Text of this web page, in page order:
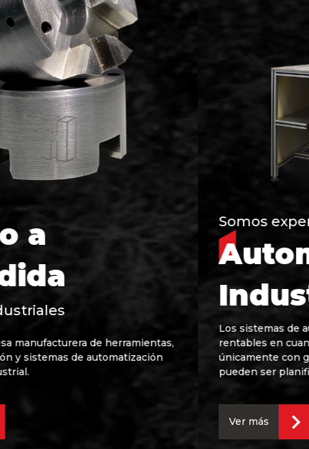
Somos expertos en
Automatización
Industrial
Los sistemas de automatización industrial son
rentables en cuanto a retorno de inversión, operan
únicamente con gastos de mantenimientos que
pueden ser planificados.